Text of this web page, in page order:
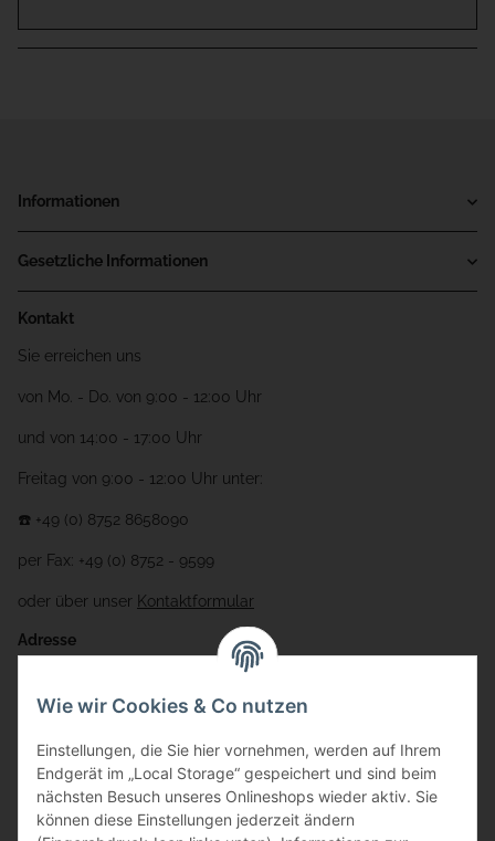
Informationen
Gesetzliche Informationen
Kontakt
Sie erreichen uns
von Mo. - Do. von 9:00 - 12:00 Uhr
und von 14:00 - 17:00 Uhr
Freitag von 9:00 - 12:00 Uhr unter:
☎️ +49 (0) 8752 8658090
per Fax: +49 (0) 8752 - 9599
oder über unser Kontaktformular
Adresse
Gewerbering 17
84072 Au i.d. Hallertau
info@bauer-tore.de
Wie wir Cookies & Co nutzen
Einstellungen, die Sie hier vornehmen, werden auf Ihrem
Endgerät im „Local Storage“ gespeichert und sind beim
nächsten Besuch unseres Onlineshops wieder aktiv. Sie
können diese Einstellungen jederzeit ändern